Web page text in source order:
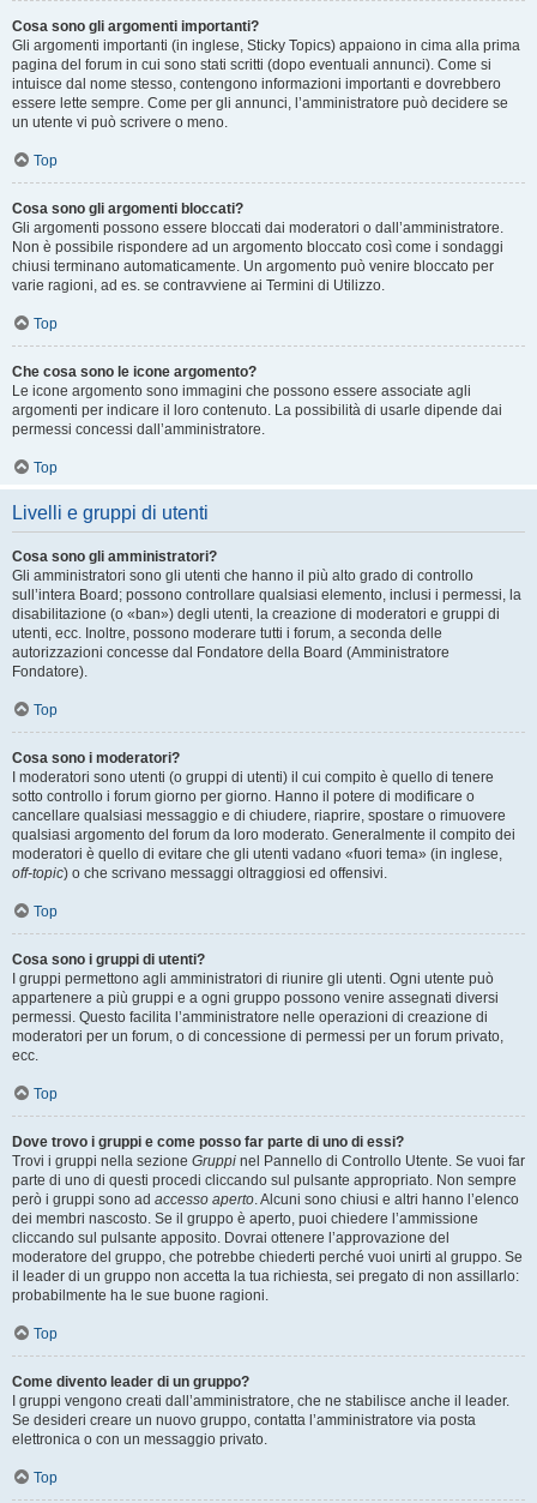
Cosa sono gli argomenti importanti?
Gli argomenti importanti (in inglese, Sticky Topics) appaiono in cima alla prima
pagina del forum in cui sono stati scritti (dopo eventuali annunci). Come si
intuisce dal nome stesso, contengono informazioni importanti e dovrebbero
essere lette sempre. Come per gli annunci, l’amministratore può decidere se
un utente vi può scrivere o meno.
Top
Cosa sono gli argomenti bloccati?
Gli argomenti possono essere bloccati dai moderatori o dall’amministratore.
Non è possibile rispondere ad un argomento bloccato così come i sondaggi
chiusi terminano automaticamente. Un argomento può venire bloccato per
varie ragioni, ad es. se contravviene ai Termini di Utilizzo.
Top
Che cosa sono le icone argomento?
Le icone argomento sono immagini che possono essere associate agli
argomenti per indicare il loro contenuto. La possibilità di usarle dipende dai
permessi concessi dall’amministratore.
Top
Livelli e gruppi di utenti
Cosa sono gli amministratori?
Gli amministratori sono gli utenti che hanno il più alto grado di controllo
sull’intera Board; possono controllare qualsiasi elemento, inclusi i permessi, la
disabilitazione (o «ban») degli utenti, la creazione di moderatori e gruppi di
utenti, ecc. Inoltre, possono moderare tutti i forum, a seconda delle
autorizzazioni concesse dal Fondatore della Board (Amministratore
Fondatore).
Top
Cosa sono i moderatori?
I moderatori sono utenti (o gruppi di utenti) il cui compito è quello di tenere
sotto controllo i forum giorno per giorno. Hanno il potere di modificare o
cancellare qualsiasi messaggio e di chiudere, riaprire, spostare o rimuovere
qualsiasi argomento del forum da loro moderato. Generalmente il compito dei
moderatori è quello di evitare che gli utenti vadano «fuori tema» (in inglese,
off-topic) o che scrivano messaggi oltraggiosi ed offensivi.
Top
Cosa sono i gruppi di utenti?
I gruppi permettono agli amministratori di riunire gli utenti. Ogni utente può
appartenere a più gruppi e a ogni gruppo possono venire assegnati diversi
permessi. Questo facilita l’amministratore nelle operazioni di creazione di
moderatori per un forum, o di concessione di permessi per un forum privato,
ecc.
Top
Dove trovo i gruppi e come posso far parte di uno di essi?
Trovi i gruppi nella sezione Gruppi nel Pannello di Controllo Utente. Se vuoi far
parte di uno di questi procedi cliccando sul pulsante appropriato. Non sempre
però i gruppi sono ad accesso aperto. Alcuni sono chiusi e altri hanno l’elenco
dei membri nascosto. Se il gruppo è aperto, puoi chiedere l’ammissione
cliccando sul pulsante apposito. Dovrai ottenere l’approvazione del
moderatore del gruppo, che potrebbe chiederti perché vuoi unirti al gruppo. Se
il leader di un gruppo non accetta la tua richiesta, sei pregato di non assillarlo:
probabilmente ha le sue buone ragioni.
Top
Come divento leader di un gruppo?
I gruppi vengono creati dall’amministratore, che ne stabilisce anche il leader.
Se desideri creare un nuovo gruppo, contatta l’amministratore via posta
elettronica o con un messaggio privato.
Top